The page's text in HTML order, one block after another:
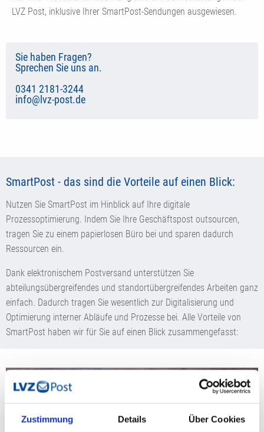
Zustimmung Details Über Cookies
LVZ Post, inklusive Ihrer SmartPost-Sendungen ausgewiesen.
Sie haben Fragen?
Sprechen Sie uns an.
0341 2181-3244
info@lvz-post.de
SmartPost - das sind die Vorteile auf einen Blick:
Nutzen Sie SmartPost im Hinblick auf Ihre digitale
Prozessoptimierung. Indem Sie Ihre Geschäftspost outsourcen,
tragen Sie zu einem papierlosen Büro bei und sparen dadurch
Ressourcen ein.
Dank elektronischem Postversand unterstützen Sie
abteilungsübergreifendes und standortübergreifendes Arbeiten ganz
einfach. Dadurch tragen Sie wesentlich zur Digitalisierung und
Optimierung interner Abläufe und Prozesse bei. Alle Vorteile von
SmartPost haben wir für Sie auf einen Blick zusammengefasst: